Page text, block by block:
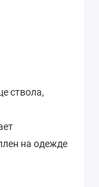
ствола,
на одежде